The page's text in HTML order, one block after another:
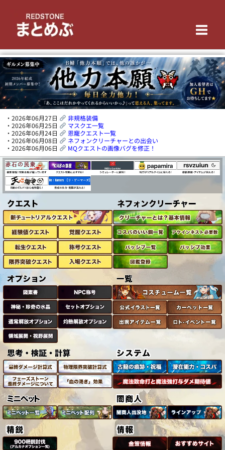
キ
ッ
プ
・2026年06月27日
非規格装備
・2026年06月25日
マスクエ一覧
・2026年06月24日
恩寵クエスト一覧
・2026年06月08日
ネフォンクリーチャーとの出会い
・2026年06月06日
MQクエストの画像バグを修正！